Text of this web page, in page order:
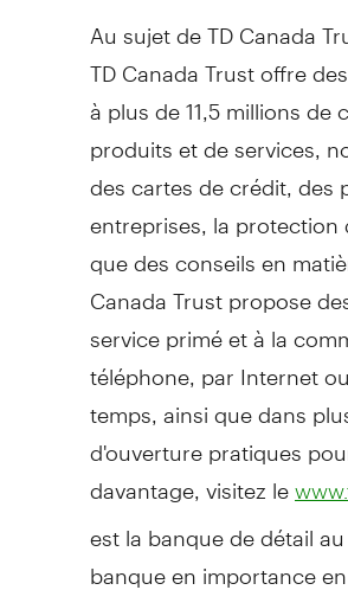
Au sujet de TD Canada
TD Canada Trust offre
à plus de 11,5 millions
produits et de services,
des cartes de crédit, des
entreprises, la protection
que des conseils en
Canada Trust propose
service primé et à la
téléphone, par Internet
temps, ainsi que dans
d'ouverture pratiques
davantage, visitez le
est la banque de détail au
banque en importance